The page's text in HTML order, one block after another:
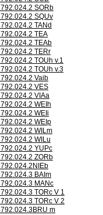
792.024.2 SORb
792.024.2 SQUv
792.024.2 TANd
792.024.2 TEA
792.024.2 TEAb
792.024.2 TERr
792.024.2 TOUh v.1
792.024.2 TOUh v.3
792.024.2 Vaib
792.024.2 VES
792.024.2 VIAa
792.024.2 WEIh
792.024.2 WEIi
792.024.2 WEIp
792.024.2 WILm
792.024.2 WILu
792.024.2 YUPc
792.024.2 ZORb
792.024.2NIEb
792.024.3 BAIm
792.024.3 MANc
792.024.3 TORc V 1
792.024.3 TORc V 2
792.024.3BRU m